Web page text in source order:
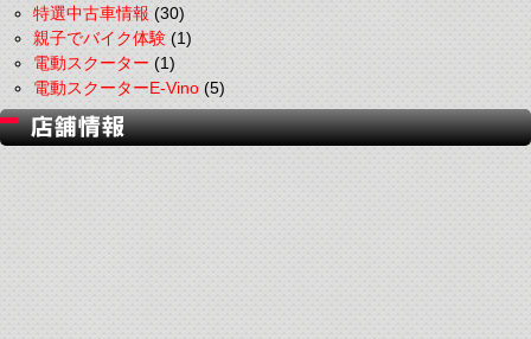
特選中古車情報(30)
親子でバイク体験(1)
電動スクーター(1)
電動スクーターE-Vino(5)